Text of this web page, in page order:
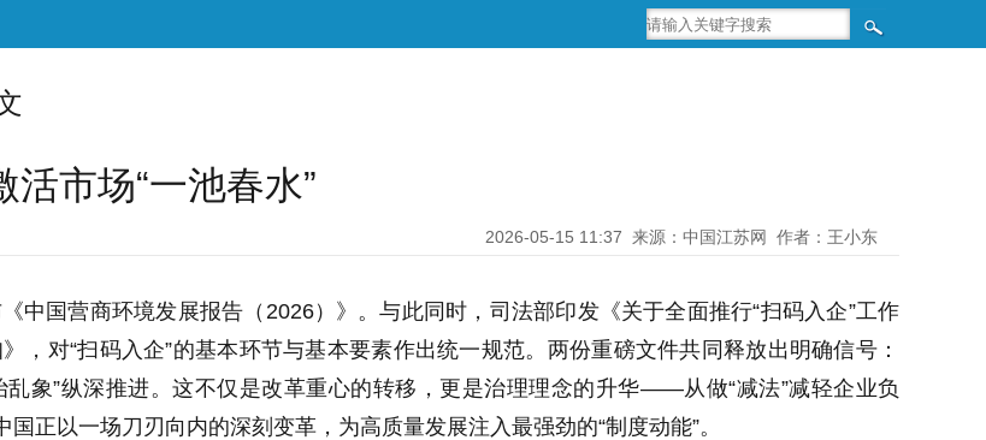
活市场“一池春水”
2026-05-15 11:37 来源：中国江苏网 作者：王小东
中国营商环境发展报告（2026）》。与此同时，司法部印发《关于全面推行“扫码入企”工作
，对“扫码入企”的基本环节与基本要素作出统一规范。两份重磅文件共同释放出明确信号：
乱象”纵深推进。这不仅是改革重心的转移，更是治理理念的升华——从做“减法”减轻企业负
国正以一场刀刃向内的深刻变革，为高质量发展注入最强劲的“制度动能”。